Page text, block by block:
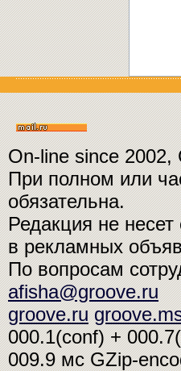
On-line since
При полном или
обязательна.
Редакция не
в рекламных
По вопросам
afisha@groove.ru
groove.ru
000.1(conf) +
009.9 мсGZip-